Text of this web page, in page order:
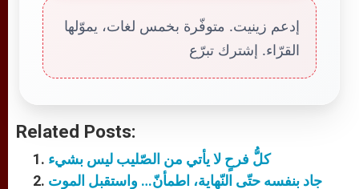
إدعم زينيت. متوفّرة بخمس لغات، يموّلها
القرّاء. إشترك تبرّع
Related Posts:
كلُّ فرحٍ لا يأتي من الصّليب ليس بشيء
جاد بنفسه حتّى النّهاية، اطمأنّ… واستقبل الموت